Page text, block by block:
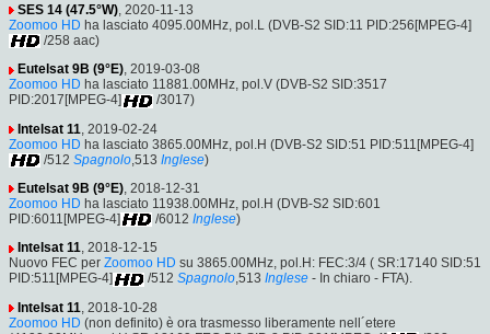
SES 14 (47.5°W), 2020-11-13
Zoomoo HD ha lasciato 4095.00MHz, pol.L (DVB-S2 SID:11 PID:256[MPEG-4]
/258 aac)
Eutelsat 9B (9°E), 2019-03-08
Zoomoo HD ha lasciato 11881.00MHz, pol.V (DVB-S2 SID:3517
PID:2017[MPEG-4]
/3017)
Intelsat 11 , 2019-02-24
Zoomoo HD ha lasciato 3865.00MHz, pol.H (DVB-S2 SID:51 PID:511[MPEG-4]
/512 Spagnolo ,513 Inglese)
Eutelsat 9B (9°E), 2018-12-31
Zoomoo HD ha lasciato 11938.00MHz, pol.H (DVB-S2 SID:601
PID:6011[MPEG-4]
/6012 Inglese)
Intelsat 11, 2018-12-15
Nuovo FEC per Zoomoo HD su 3865.00MHz, pol.H: FEC:3/4 ( SR:17140 SID:51
PID:511[MPEG-4]
/512 Spagnolo,513 Inglese - In chiaro - FTA).
Intelsat 11 , 2018-10-28
Zoomoo HD (non definito) è ora trasmesso liberamente nell´etere